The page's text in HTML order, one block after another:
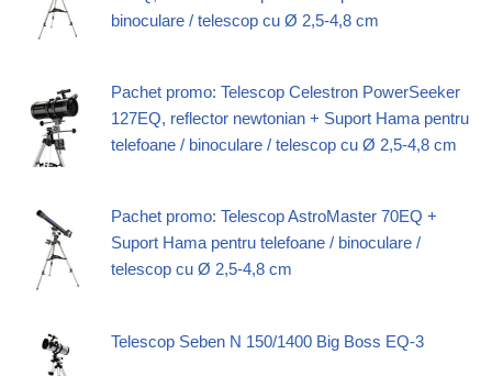
binoculare / telescop cu Ø 2,5-4,8 cm
Pachet promo: Telescop Celestron PowerSeeker
127EQ, reflector newtonian + Suport Hama pentru
telefoane / binoculare / telescop cu Ø 2,5-4,8 cm
Pachet promo: Telescop AstroMaster 70EQ +
Suport Hama pentru telefoane / binoculare /
telescop cu Ø 2,5-4,8 cm
Telescop Seben N 150/1400 Big Boss EQ-3